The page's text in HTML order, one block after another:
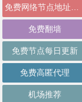
免费翻墙
免费节点每日更新
免费高匿代理
机场推荐